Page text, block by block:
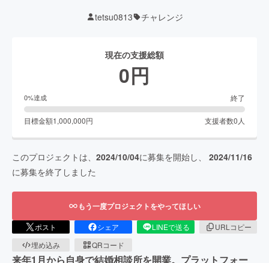
tetsu0813 チャレンジ
現在の支援総額
0円
0%達成 終了
目標金額1,000,000円 支援者数0 人
このプロジェクトは、 2024/10/04に募集を開始し、 2024/11/16
に募集を終了しました
もう一度プロジェクトをやってほしい
ポスト シェア LINEで送る
URLコピー
埋め込み
QRコード
来年1月から自身で結婚相談所を開業。プラットフォー